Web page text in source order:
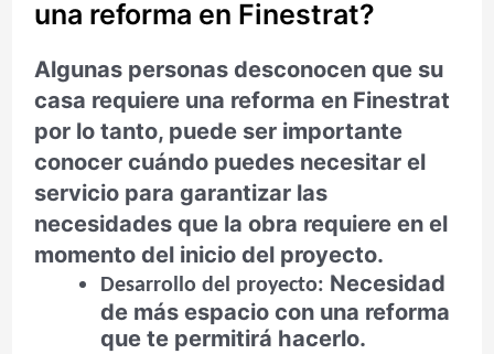
una reforma en Finestrat?
Algunas personas desconocen que su
casa requiere una reforma en Finestrat
por lo tanto, puede ser importante
conocer cuándo puedes necesitar el
servicio para garantizar las
necesidades que la obra requiere en el
momento del inicio del proyecto.
Desarrollo del proyecto: Necesidad
de más espacio con una reforma
que te permitirá hacerlo.